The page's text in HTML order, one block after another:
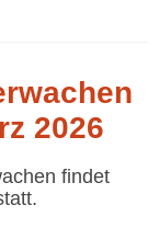
2026
findet